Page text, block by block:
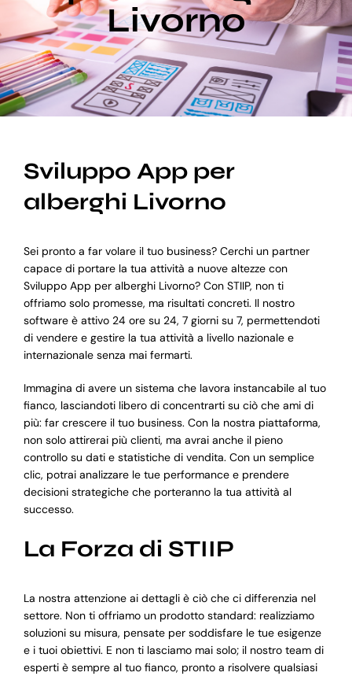
Blog
Supporto
Livorno
Sviluppo App per
alberghi Livorno
Sei pronto a far volare il tuo business? Cerchi un partner
capace di portare la tua attività a nuove altezze con
Sviluppo App per alberghi Livorno? Con STIIP, non ti
offriamo solo promesse, ma risultati concreti. Il nostro
software è attivo 24 ore su 24, 7 giorni su 7, permettendoti
di vendere e gestire la tua attività a livello nazionale e
internazionale senza mai fermarti.
Immagina di avere un sistema che lavora instancabile al tuo
fianco, lasciandoti libero di concentrarti su ciò che ami di
più: far crescere il tuo business. Con la nostra piattaforma,
non solo attirerai più clienti, ma avrai anche il pieno
controllo su dati e statistiche di vendita. Con un semplice
clic, potrai analizzare le tue performance e prendere
decisioni strategiche che porteranno la tua attività al
successo.
La Forza di STIIP
La nostra attenzione ai dettagli è ciò che ci differenzia nel
settore. Non ti offriamo un prodotto standard: realizziamo
soluzioni su misura, pensate per soddisfare le tue esigenze
e i tuoi obiettivi. E non ti lasciamo mai solo; il nostro team di
esperti è sempre al tuo fianco, pronto a risolvere qualsiasi